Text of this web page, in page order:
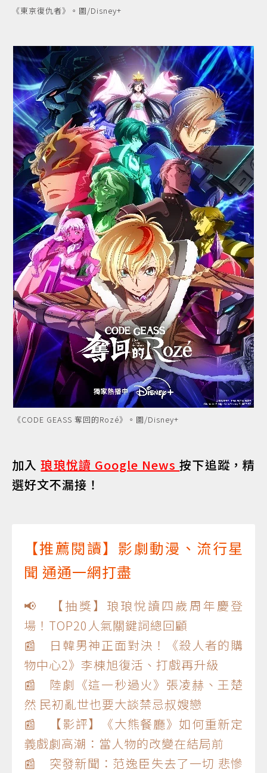
《東京復仇者》。圖/Disney+
《CODE GEASS 奪回的Rozé》。圖/Disney+
加入琅琅悅讀 Google News按下追蹤，精
選好文不漏接！
【推薦閱讀】影劇動漫、流行星
聞 通通一網打盡
📢 【抽獎】琅琅悅讀四歲周年慶登
場！TOP20人氣關鍵詞總回顧
📰 日韓男神正面對決！《殺人者的購
物中心2》李棟旭復活、打戲再升級
📰 陸劇《這一秒過火》張凌赫、王楚
然 民初亂世也要大談禁忌叔嫂戀
📰 【影評】《大熊餐廳》如何重新定
義戲劇高潮：當人物的改變在結局前
📰 突發新聞：范逸臣失去了一切 悲慘